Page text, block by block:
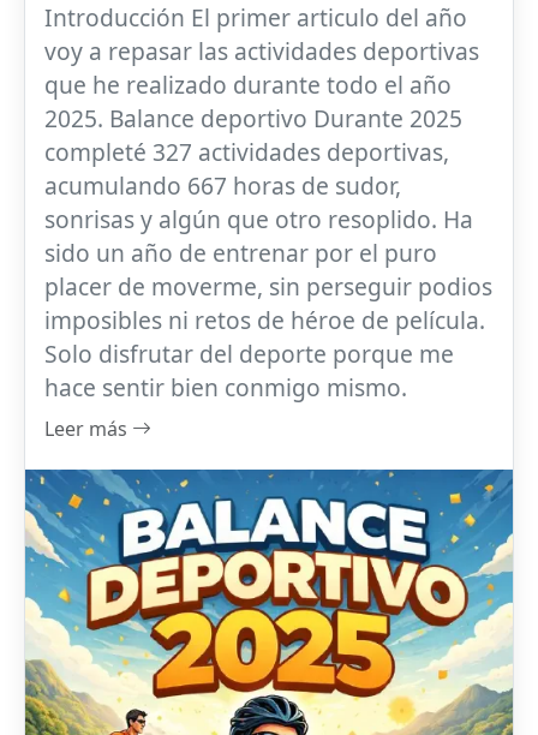
Introducción El primer articulo del año
voy a repasar las actividades deportivas
que he realizado durante todo el año
2025. Balance deportivo Durante 2025
completé 327 actividades deportivas,
acumulando 667 horas de sudor,
sonrisas y algún que otro resoplido. Ha
sido un año de entrenar por el puro
placer de moverme, sin perseguir podios
imposibles ni retos de héroe de película.
Solo disfrutar del deporte porque me
hace sentir bien conmigo mismo.
Leer más